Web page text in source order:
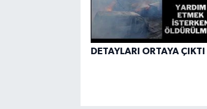
DETAYLARI ORTAYA ÇIKTI